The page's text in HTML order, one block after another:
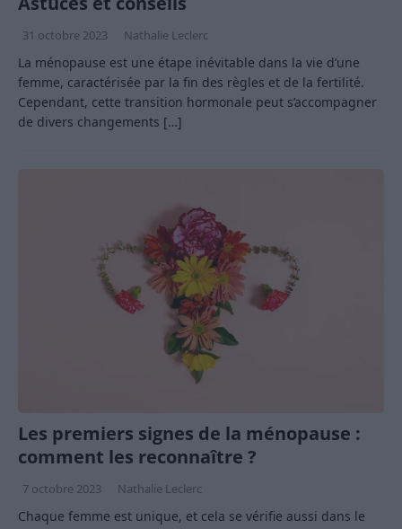
31 octobre 2023 Nathalie Leclerc
La ménopause est une étape inévitable dans la vie d’une
femme, caractérisée par la fin des règles et de la fertilité.
Cependant, cette transition hormonale peut s’accompagner
de divers changements […]
Les premiers signes de la ménopause :
comment les reconnaître ?
7 octobre 2023 Nathalie Leclerc
Chaque femme est unique, et cela se vérifie aussi dans le